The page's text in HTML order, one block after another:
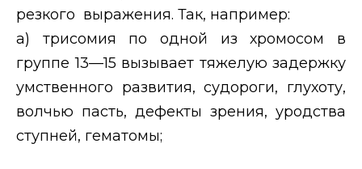
резкого выражения. Так, например:
а) трисомия по одной из хромосом в
группе 13—15 вызывает тяжелую задержку
умственного развития, судороги, глухоту,
волчью пасть, дефекты зрения, уродства
ступней, гематомы;